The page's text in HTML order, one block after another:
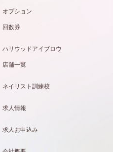
オプション
回数券
ハリウッドアイブロウ
店舗一覧
ネイリスト訓練校
求人情報
求人お申込み